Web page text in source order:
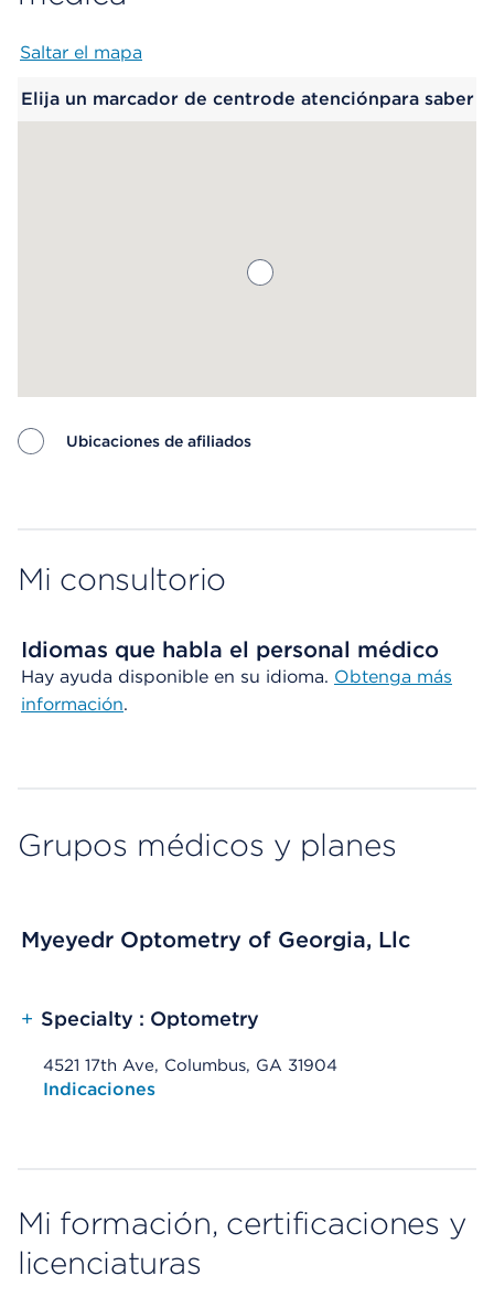
Saltar el mapa
Elija un marcador de centrode atenciónpara saber
Ubicaciones de afiliados
Mi consultorio
Idiomas que habla el personal médico
Hay ayuda disponible en su idioma. Obtenga más
información.
Grupos médicos y planes
Myeyedr Optometry of Georgia, Llc
+ Specialty : Optometry
4521 17th Ave, Columbus, GA 31904
Opens native map application on mobile devices
Indicaciones
Mi formación, certificaciones y
licenciaturas